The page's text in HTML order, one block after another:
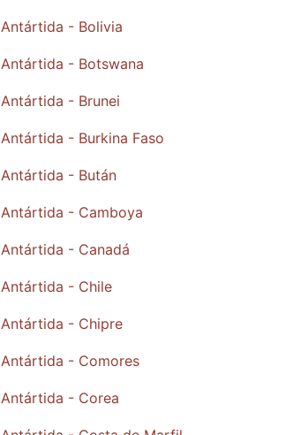
Antártida - Bolivia
Antártida - Botswana
Antártida - Brunei
Antártida - Burkina Faso
Antártida - Bután
Antártida - Camboya
Antártida - Canadá
Antártida - Chile
Antártida - Chipre
Antártida - Comores
Antártida - Corea